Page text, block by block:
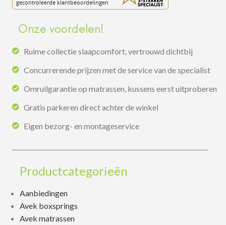
Onze voordelen!
Ruime collectie slaapcomfort, vertrouwd dichtbij
Concurrerende prijzen met de service van de specialist
Omruilgarantie op matrassen, kussens eerst uitproberen
Gratis parkeren direct achter de winkel
Eigen bezorg- en montageservice
Productcategorieën
Aanbiedingen
Avek boxsprings
Avek matrassen